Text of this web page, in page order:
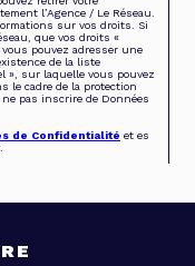
l’Agence / Le Réseau.
sur vos droits. Si
que vos droits «
pouvez adresser une
de la liste
», sur laquelle vous pouvez
le cadre de la protection
pas inscrire de Données
de Confidentialité et es